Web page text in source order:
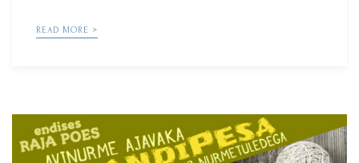
READ MORE >